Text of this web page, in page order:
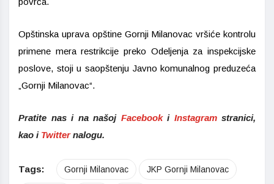
Opštinska uprava opštine Gornji Milanovac vršiće kontrolu
primene mera restrikcije preko Odeljenja za inspekcijske
poslove, stoji u saopštenju Javno komunalnog preduzeća
„Gornji Milanovac“.
Pratite nas i na našojFacebooki Instagramstranici,
kao i Twitternalogu.
Tags: Gornji Milanovac JKP Gornji Milanovac